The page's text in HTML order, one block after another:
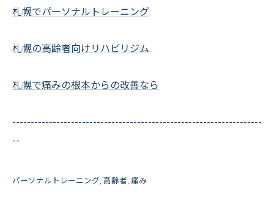
札幌でパーソナルトレーニング
札幌の高齢者向けリハビリジム
札幌で痛みの根本からの改善なら
--------------------------------------------------------------------
--
パーソナルトレーニング 高齢者 痛み